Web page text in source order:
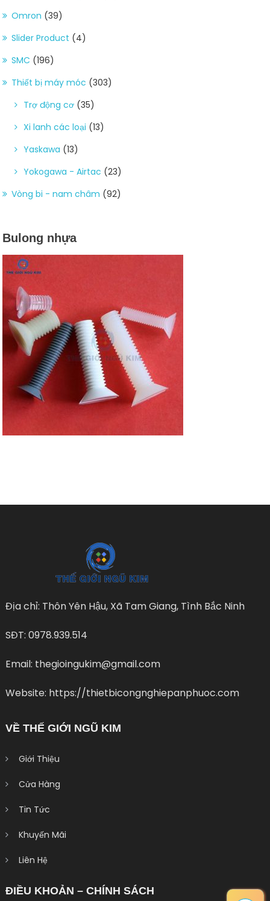
Omron (39)
Slider Product (4)
SMC (196)
Thiết bị máy móc (303)
Trợ động cơ (35)
Xi lanh các loại (13)
Yaskawa (13)
Yokogawa - Airtac (23)
Vòng bi - nam châm (92)
Bulong nhựa
Địa chỉ: Thôn Yên Hậu, Xã Tam Giang, Tình Bắc Ninh
SĐT: 0978.939.514
Email: thegioingukim@gmail.com
Website: https://thietbicongnghiepanphuoc.com
VỀ THẾ GIỚI NGŨ KIM
Giới Thiệu
Cửa Hàng
Tin Tức
Khuyến Mãi
Liên Hệ
ĐIỀU KHOẢN – CHÍNH SÁCH